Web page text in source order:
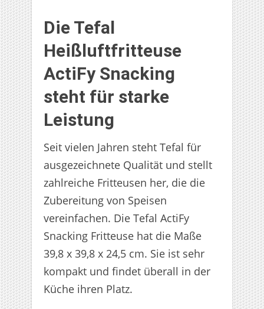
Die Tefal
Heißluftfritteuse
ActiFy Snacking
steht für starke
Leistung
Seit vielen Jahren steht Tefal für
ausgezeichnete Qualität und stellt
zahlreiche Fritteusen her, die die
Zubereitung von Speisen
vereinfachen. Die Tefal ActiFy
Snacking Fritteuse hat die Maße
39,8 x 39,8 x 24,5 cm. Sie ist sehr
kompakt und findet überall in der
Küche ihren Platz.